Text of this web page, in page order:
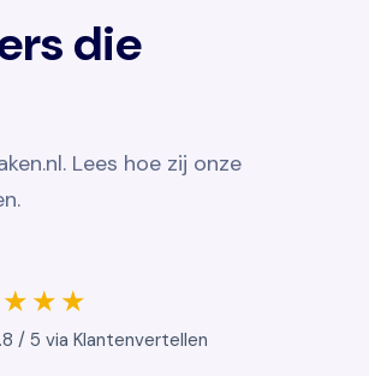
die
Lees hoe zij onze
/ 5 via Klantenvertellen